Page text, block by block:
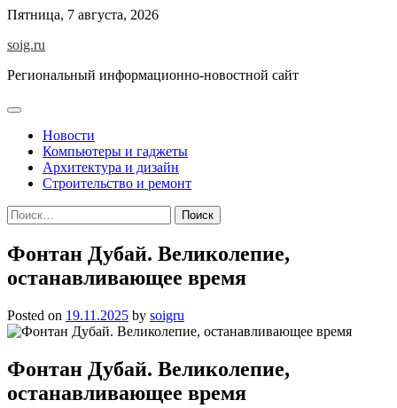
Skip
content
Пятница, 7 августа, 2026
soig.ru
Региональный информационно-новостной сайт
Новости
Компьютеры и гаджеты
Архитектура и дизайн
Строительство и ремонт
Найти:
Фонтан Дубай. Великолепие,
останавливающее время
Posted on 19.11.2025 by soigru
Фонтан Дубай. Великолепие,
останавливающее время